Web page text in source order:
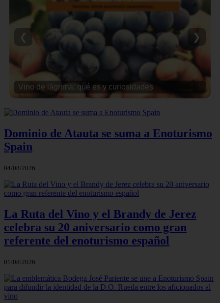
Vino de lágrima: qué es y curiosidades
❮ ❯
Dominio de Atauta se suma a Enoturismo
Spain
04/08/2026
La Ruta del Vino y el Brandy de Jerez
celebra su 20 aniversario como gran
referente del enoturismo español
01/08/2026